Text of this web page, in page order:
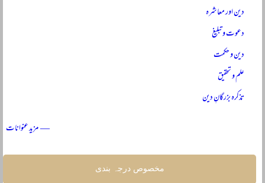
دین اور معاشرہ
دعوت و تبلیغ
دین و حکمت
علم و تحقیق
تذکرہ بزرگانِ دین
— مزید عنوانات
مخصوص درجہ بندی